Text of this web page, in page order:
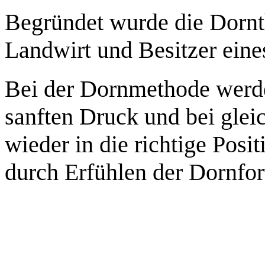
Begründet wurde die
Landwirt und Besitzer
Bei der Dornmethode
sanften Druck und bei
wieder in die richtige
durch Erfühlen der